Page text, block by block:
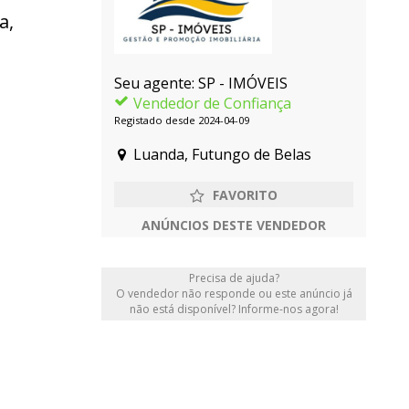
Seu agente: SP - IMÓVEIS
Vendedor de Confiança
Registado desde 2024-04-09
Luanda, Futungo de Belas
ANÚNCIOS DESTE VENDEDOR
Precisa de ajuda?
O vendedor não responde ou este anúncio já
não está disponível? Informe-nos agora!